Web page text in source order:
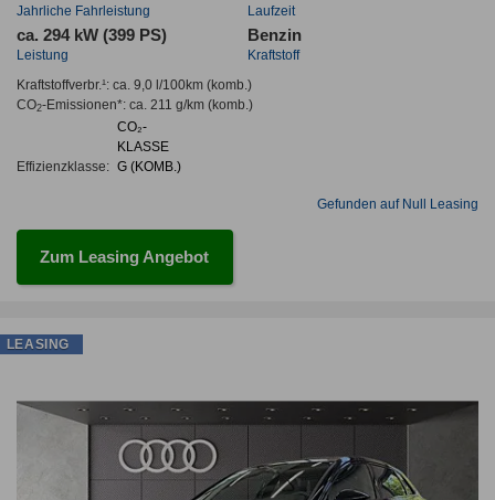
Jahrliche Fahrleistung Laufzeit
ca. 294 kW (399 PS)
Leistung
Benzin
Kraftstoff
Kraftstoffverbr.¹: ca. 9,0 l/100km(komb.)
CO2-Emissionen*: ca. 211 g/km(komb.)
Effizienzklasse:
CO₂-
KLASSE
G (KOMB.)
Gefunden auf Null Leasing
Zum Leasing Angebot
LEASING